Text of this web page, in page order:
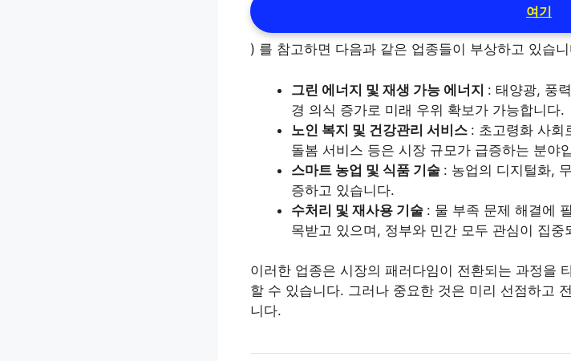
여기
) 를 참고하면 다음과 같은 업종들이 부상하고 있습
그린 에너지 및 재생 가능 에너지 : 태양광, 풍
경 의식 증가로 미래 우위 확보가 가능합니다.
노인 복지 및 건강관리 서비스 : 초고령화 사회
돌봄 서비스 등은 시장 규모가 급증하는 분야
스마트 농업 및 식품 기술 : 농업의 디지털화,
증하고 있습니다.
수처리 및 재사용 기술 : 물 부족 문제 해결에
목받고 있으며, 정부와 민간 모두 관심이 집중
이러한 업종은 시장의 패러다임이 전환되는 과정을
할 수 있습니다. 그러나 중요한 것은 미리 선점하고
니다.